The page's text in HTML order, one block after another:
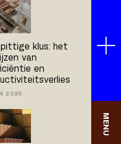
MENU
klus: het
van
en
2025